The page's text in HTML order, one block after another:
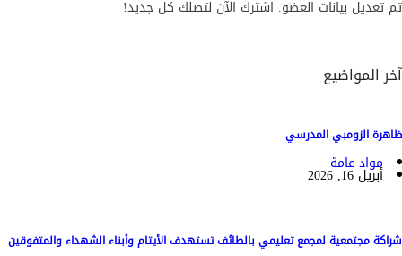
تم تعديل بيانات العضو. اشترك الآن لتصلك كل جديد!
آخر المواضيع
ظاهرة الزومبي المدرسي
مواد عامة
أبريل 16, 2026
شراكة مجتمعية لمجمع تعليمي بالطائف تستهدف الأيتام وأبناء الشهداء والمتفوقين